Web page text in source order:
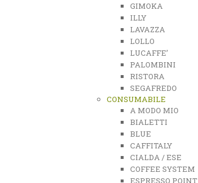
GIMOKA
ILLY
LAVAZZA
LOLLO
LUCAFFE’
PALOMBINI
RISTORA
SEGAFREDO
CONSUMABILE
A MODO MIO
BIALETTI
BLUE
CAFFITALY
CIALDA / ESE
COFFEE SYSTEM
ESPRESSO POINT